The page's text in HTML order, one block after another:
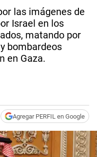
las imágenes de
Israel en los
matando por
bombardeos
en Gaza.
Agregar PERFIL en Google